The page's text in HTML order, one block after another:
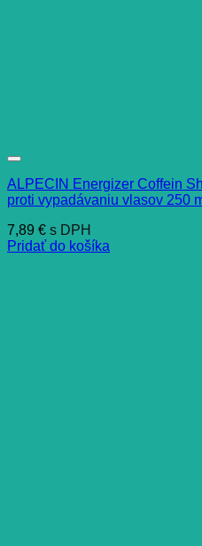
ALPECIN Energizer Coffein
proti vypadávaniu vlasov 250
7,89 € s DPH
Pridať do košíka